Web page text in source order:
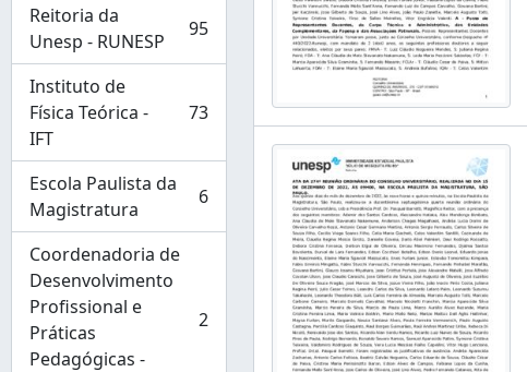
Reitoria da
Unesp - RUNESP
, 95 resultados 95
Instituto de
Física Teórica -
IFT
, 73 resultados 73
Escola Paulista da
Magistratura
, 6 resultados 6
Coordenadoria de
Desenvolvimento
Profissional e
Práticas
Pedagógicas -
, 2 resultados 2